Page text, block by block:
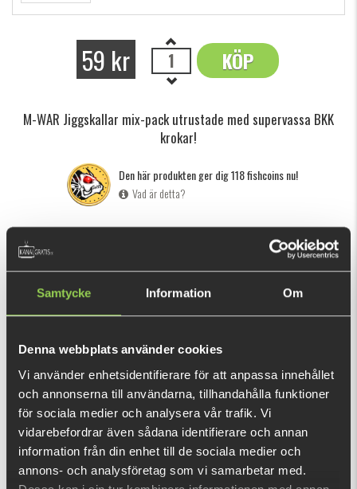
Samtycke Information Om
Denna webbplats använder cookies
Vi använder enhetsidentifierare för att anpassa innehållet
och annonserna till användarna, tillhandahålla funktioner
för sociala medier och analysera vår trafik. Vi
vidarebefordrar även sådana identifierare och annan
information från din enhet till de sociala medier och
annons- och analysföretag som vi samarbetar med.
59 kr KÖP
OK
M-WAR Jiggskallar mix-pack utrustade med supervassa BKK
krokar!
Den här produkten ger dig 118 fishcoins nu!
Vad är detta?
Dessa jiggskallar är utvecklade för att säkerställa din
fiskupplevelse och erbjuder högsta kvalité.
M-WAR jiggskallar är utrustade med ultravassa BKK-krokar
för att säkerställa hållbarhet och maximerad
krokningsförmåga av fisken. Oavsett om du är en erfaren
fiskare eller nybörjare, ger M-WAR Jigheads utmärkt
kvalitet!
Inkluderar:
1x 3/0, 10gr
VISA MER
REKOMMENDERADE PRODUKTER